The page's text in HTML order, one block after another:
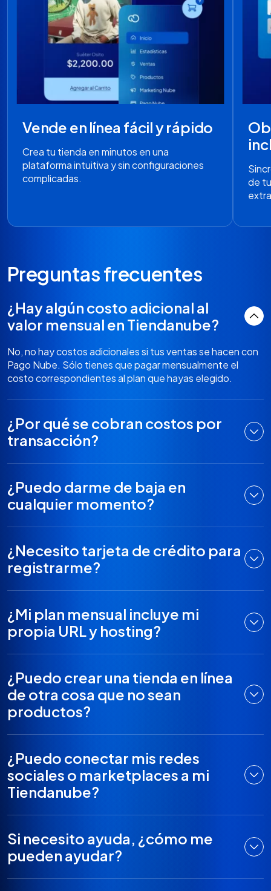
Vende en línea fácil y rápido
Crea tu tienda en minutos en una
plataforma intuitiva y sin configuraciones
complicadas.
de
Preguntas frecuentes
¿Hay algún costo adicional al
valor mensual en Tiendanube?
No, no hay costos adicionales si tus ventas se hacen con
Pago Nube. Sólo tienes que pagar mensualmente el
costo correspondientes al plan que hayas elegido.
¿Por qué se cobran costos por
transacción?
¿Puedo darme de baja en
cualquier momento?
¿Necesito tarjeta de crédito para
registrarme?
¿Mi plan mensual incluye mi
propia URL y hosting?
¿Puedo crear una tienda en línea
de otra cosa que no sean
productos?
¿Puedo conectar mis redes
sociales o marketplaces a mi
Tiendanube?
Si necesito ayuda, ¿cómo me
pueden ayudar?